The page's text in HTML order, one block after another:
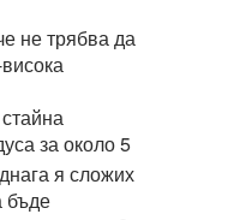
не трябва да
за около 5
я сложих
бъде